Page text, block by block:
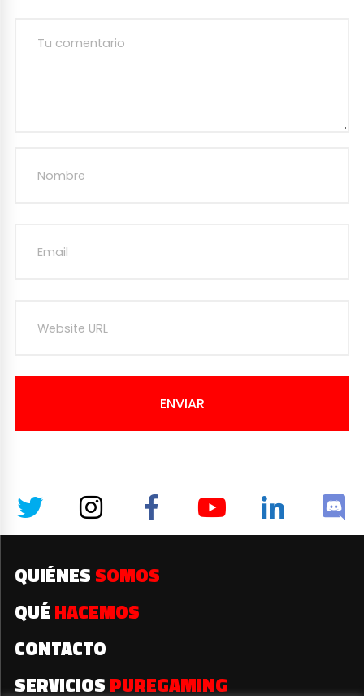
ENVIAR
QUIÉNES SOMOS
QUÉ HACEMOS
CONTACTO
SERVICIOS PUREGAMING